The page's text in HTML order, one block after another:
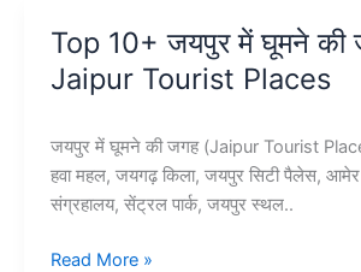
Top 10+ जयपुर में घूमने की
Jaipur Tourist Places
जयपुर में घूमने की जगह (Jaipur Tourist
हवा महल, जयगढ़ किला, जयपुर सिटी पैलेस, आमेर
संग्रहालय, सेंट्रल पार्क, जयपुर स्थल..
Top
Read More »